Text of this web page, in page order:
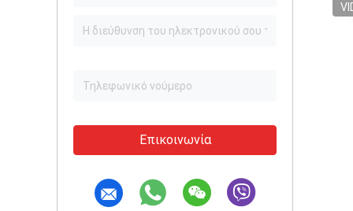
Επικοινωνία